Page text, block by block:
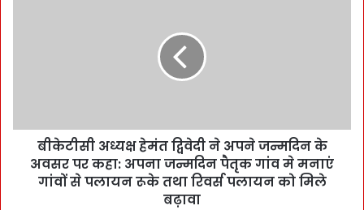
बीकेटीसी अध्यक्ष हेमंत द्विवेदी ने अपने जन्मदिन के
अवसर पर कहा: अपना जन्मदिन पैतृक गांव मे मनाएं
गांवों से पलायन रूके तथा रिवर्स पलायन को मिले
बढ़ावा